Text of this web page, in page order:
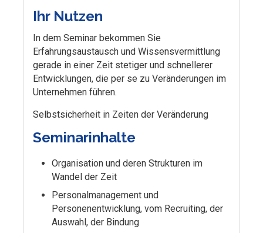
Ihr Nutzen
In dem Seminar bekommen Sie
Erfahrungsaustausch und Wissensvermittlung
gerade in einer Zeit stetiger und schnellerer
Entwicklungen, die per se zu Veränderungen im
Unternehmen führen.
Selbstsicherheit in Zeiten der Veränderung
Seminarinhalte
Organisation und deren Strukturen im
Wandel der Zeit
Personalmanagement und
Personenentwicklung, vom Recruiting, der
Auswahl, der Bindung